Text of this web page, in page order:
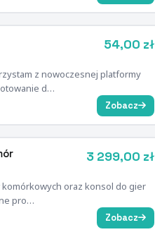
54,00 zł
z nowoczesnej platformy
d…
Zobacz
3 299,00 zł
oraz konsol do gier
pro…
Zobacz